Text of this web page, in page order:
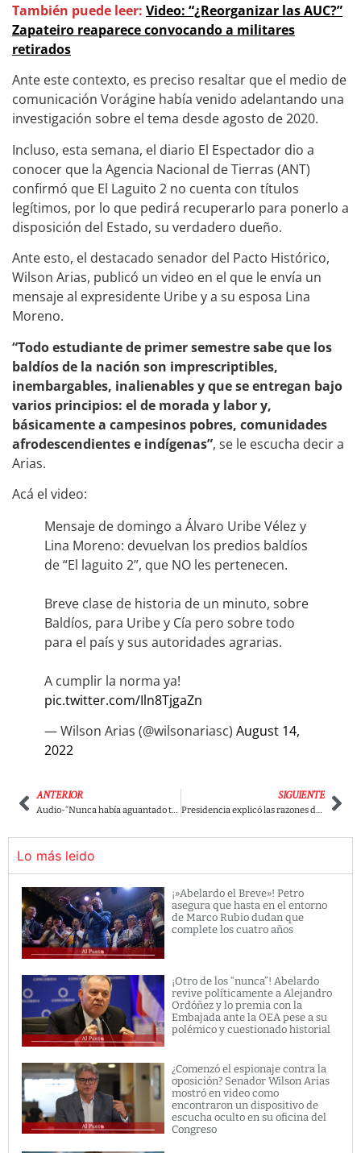
También puede leer: Video: “¿Reorganizar las AUC?”
Zapateiro reaparece convocando a militares
retirados
Ante este contexto, es preciso resaltar que el medio de
comunicación Vorágine había venido adelantando una
investigación sobre el tema desde agosto de 2020.
Incluso, esta semana, el diario El Espectador dio a
conocer que la Agencia Nacional de Tierras (ANT)
confirmó que El Laguito 2 no cuenta con títulos
legítimos, por lo que pedirá recuperarlo para ponerlo a
disposición del Estado, su verdadero dueño.
Ante esto, el destacado senador del Pacto Histórico,
Wilson Arias, publicó un video en el que le envía un
mensaje al expresidente Uribe y a su esposa Lina
Moreno.
“Todo estudiante de primer semestre sabe que los
baldíos de la nación son imprescriptibles,
inembargables, inalienables y que se entregan bajo
varios principios: el de morada y labor y,
básicamente a campesinos pobres, comunidades
afrodescendientes e indígenas”, se le escucha decir a
Arias.
Acá el video:
Mensaje de domingo a Álvaro Uribe Vélez y
Lina Moreno: devuelvan los predios baldíos
de “El laguito 2”, que NO les pertenecen.
Breve clase de historia de un minuto, sobre
Baldíos, para Uribe y Cía pero sobre todo
para el país y sus autoridades agrarias.
A cumplir la norma ya!
pic.twitter.com/Iln8TjgaZn
— Wilson Arias (@wilsonariasc) August 14,
2022
ANTERIOR
Audio-“Nunca había aguantado tanta hambre como en el Congreso”: Representante Jhon Fredy Núñez
SIGUIENTE
Presidencia explicó las razones de la cancelación del evento de reconocimiento de tropas por parte de Petro
Lo más leido
¡»Abelardo el Breve»! Petro
asegura que hasta en el entorno
de Marco Rubio dudan que
complete los cuatro años
¡Otro de los “nunca”! Abelardo
revive políticamente a Alejandro
Ordóñez y lo premia con la
Embajada ante la OEA pese a su
polémico y cuestionado historial
¿Comenzó el espionaje contra la
oposición? Senador Wilson Arias
mostró en video como
encontraron un dispositivo de
escucha oculto en su oficina del
Congreso